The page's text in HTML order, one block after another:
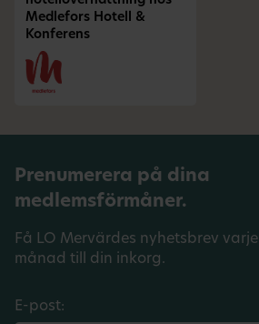
Medlefors Hotell &
Konferens
Prenumerera på dina
medlemsförmåner.
Få LO Mervärdes nyhetsbrev varje
månad till din inkorg.
E-post: